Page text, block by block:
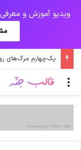
ویدیو آموزش و معرفی
منو